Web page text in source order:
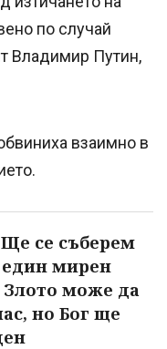
по случай
Владимир Путин,
взаимно в
се съберем
един мирен
Злото може да
но Бог ще